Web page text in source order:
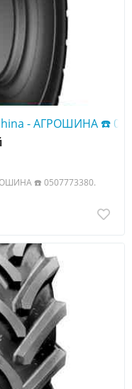
- АГРОШИНА ☎️
☎️ 0507773380.